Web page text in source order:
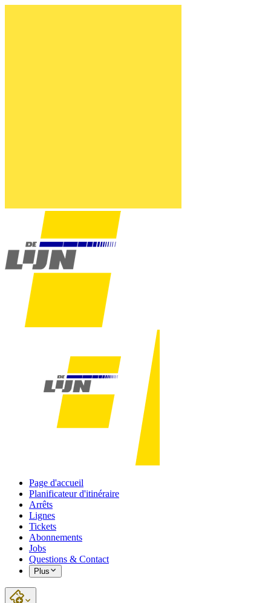
Page d'accueil
Planificateur d'itinéraire
Arrêts
Lignes
Tickets
Abonnements
Jobs
Questions & Contact
Plus